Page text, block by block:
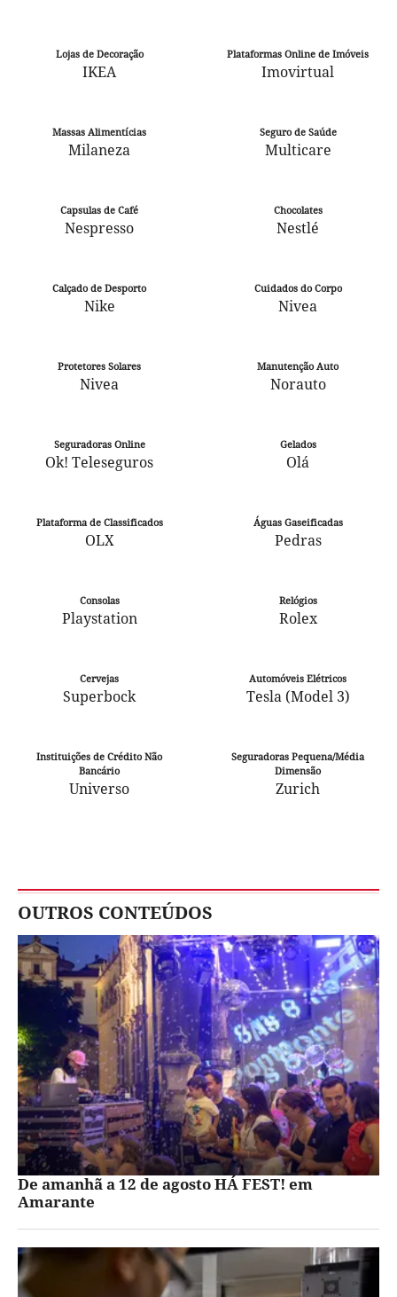
Lojas de Decoração
IKEA
Plataformas Online de Imóveis
Imovirtual
Massas Alimentícias
Milaneza
Seguro de Saúde
Multicare
Capsulas de Café
Nespresso
Chocolates
Nestlé
Calçado de Desporto
Nike
Cuidados do Corpo
Nivea
Protetores Solares
Nivea
Manutenção Auto
Norauto
Seguradoras Online
Ok! Teleseguros
Gelados
Olá
Plataforma de Classificados
OLX
Águas Gaseificadas
Pedras
Consolas
Playstation
Relógios
Rolex
Cervejas
Superbock
Automóveis Elétricos
Tesla (Model 3)
Instituições de Crédito Não
Bancário
Universo
Seguradoras Pequena/Média
Dimensão
Zurich
OUTROS CONTEÚDOS
De amanhã a 12 de agosto HÁ FEST! em
Amarante